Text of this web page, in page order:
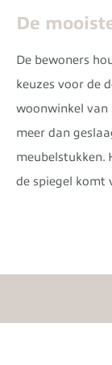
De
De bewoners
keuzes voor de
woonwinkel van
meer dan
meubelstukken.
de spiegel komt